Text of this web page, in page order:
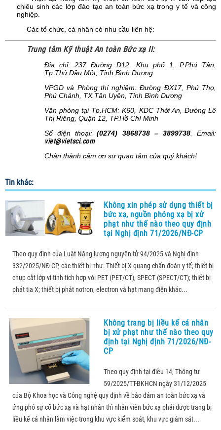
chiêu sinh các lớp đào tạo an toàn bức xạ trong y tế và công
nghiệp.
Các tổ chức, cá nhân có nhu cầu liên hệ:
Trung tâm Kỹ thuật An toàn Bức xạ II:
Địa chỉ: 237 Đường D12, Khu phố 1, P.Phú Tân,
Tp.Thủ Dầu Một, Tỉnh Bình Dương
VPGD và Phòng thí nghiệm: Đường ĐX17, Phú Thọ,
Phú Chánh, TX.Tân Uyên, Tỉnh Bình Dương
Văn phòng tại Tp.HCM: K60, KDC Thới An, Đường Lê
Thị Riêng, Quận 12, TP.Hồ Chí Minh
Số điện thoại:(0274) 3868738 – 3899738. Email:
viet@vietsci.com
Chân thành cảm ơn sự quan tâm của quý khách!
Tin khác:
Không xin phép sử dụng thiết bị
bức xạ, nguồn phóng xạ bị xử
phạt như thế nào theo quy định
tại Nghị định 71/2026/NĐ-CP
Theo quy định của Luật Năng lượng nguyên tử 94/2025 và Nghị định
332/2025/NĐ-CP, các thiết bị như: Thiết bị X-quang chẩn đoán y tế; thiết bị
chụp cắt lớp vi tính tích hợp với PET (PET/CT), SPECT (SPECT/CT); thiết bị
phát tia X; thiết bị phát nơtron, electron và hạt mang điện khác...
Không trang bị liều kế cá nhân
bị xử phạt như thế nào theo quy
định tại Nghị định 71/2026/NĐ-
CP
Theo quy định tại điều 14, Thông tư
59/2025/TT-BKHCN ngày 31/12/2025
của Bộ Khoa học và Công nghệ quy định về bảo đảm an toàn bức xạ và
ứng phó sự cố bức xạ và hạt nhân thì nhân viên bức xạ phải được trang bị
liều kế cá nhân làm việc trong khu vực kiểm soát, khu vực giám sát...